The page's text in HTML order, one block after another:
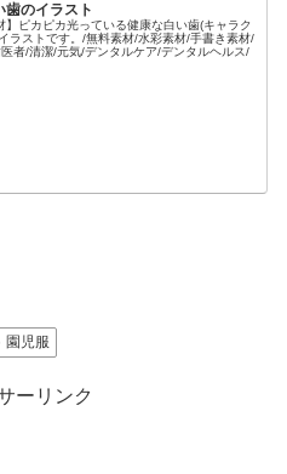
歯のイラスト
】ピカピカ光っている健康な白い歯(キャラク
ラストです。/無料素材/水彩素材/手書き素材/
者/清潔/元気/デンタルケア/デンタルヘルス/
園児服
ーリンク